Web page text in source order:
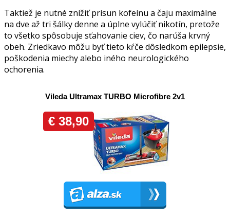
Taktiež je nutné znížiť prísun kofeínu a čaju maximálne
na dve až tri šálky denne a úplne vylúčiť nikotín, pretože
to všetko spôsobuje sťahovanie ciev, čo narúša krvný
obeh. Zriedkavo môžu byť tieto kŕče dôsledkom epilepsie,
poškodenia miechy alebo iného neurologického
ochorenia.